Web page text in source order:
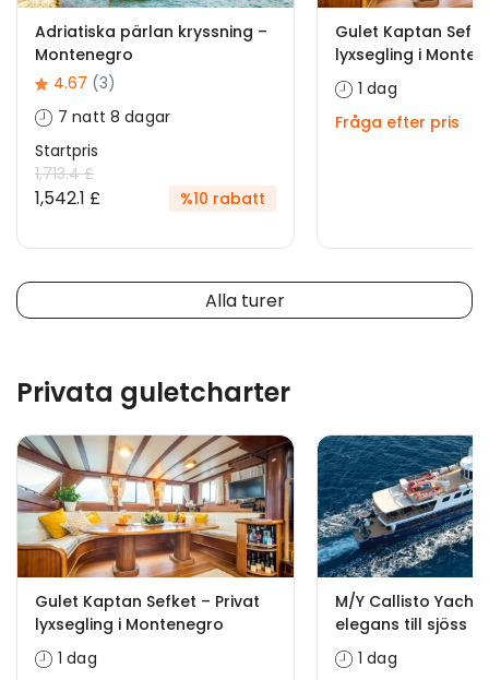
Adriatiska pärlan kryssning –
Montenegro
4.67 (3)
7 natt 8 dagar
Startpris
1,713.4 £
1,542.1 £ %10 rabatt
Gulet Kaptan
lyxsegling i
1 dag
Fråga efter pris
Alla turer
Privata guletcharter
Gulet Kaptan Sefket – Privat
lyxsegling i Montenegro
1 dag
M/Y Callisto
elegans till sjöss
1 dag